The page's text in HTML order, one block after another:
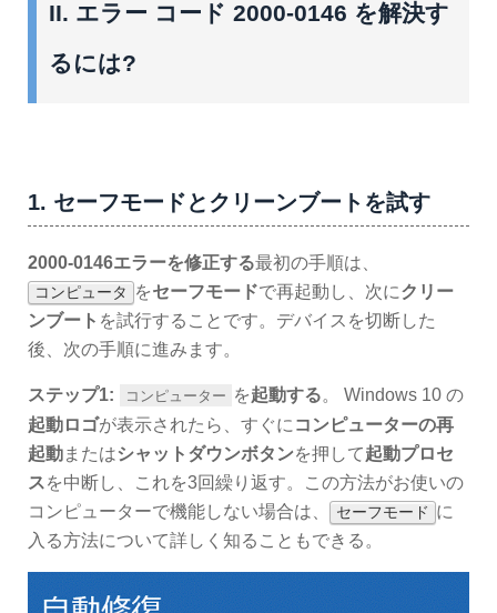
II. エラー コード 2000-0146 を解決す
るには?
1. セーフモードとクリーンブートを試す
2000-0146エラーを修正する最初の手順は、
コンピュータ をセーフモードで再起動し、次にクリー
ンブート を試行することです。デバイスを切断した
後、次の手順に進みます。
ステップ1: コンピューター を起動する。 Windows 10 の
起動ロゴが表示されたら、すぐに コンピューターの再
起動またはシャットダウンボタンを押して起動プロセ
スを中断し、これを3回繰り返す。この方法がお使いの
コンピューターで機能しない場合は、
セーフモード に
入る方法について詳しく知ることもできる。